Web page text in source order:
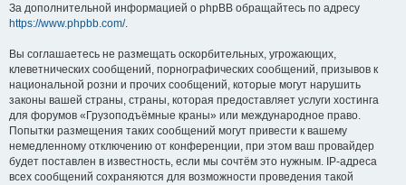
За дополнительной информацией о phpBB обращайтесь по адресу
https://www.phpbb.com/.
Вы соглашаетесь не размещать оскорбительных, угрожающих,
клеветнических сообщений, порнографических сообщений, призывов к
национальной розни и прочих сообщений, которые могут нарушить
законы вашей страны, страны, которая предоставляет услуги хостинга
для форумов «Грузоподъёмные краны» или международное право.
Попытки размещения таких сообщений могут привести к вашему
немедленному отключению от конференции, при этом ваш провайдер
будет поставлен в известность, если мы сочтём это нужным. IP-адреса
всех сообщений сохраняются для возможности проведения такой